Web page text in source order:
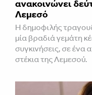
ανακοινώνει
Λεμεσό
H δημοφιλής
μία βραδιά γεμάτη
συγκινήσεις, σε ένα
στέκια της Λεμεσού.